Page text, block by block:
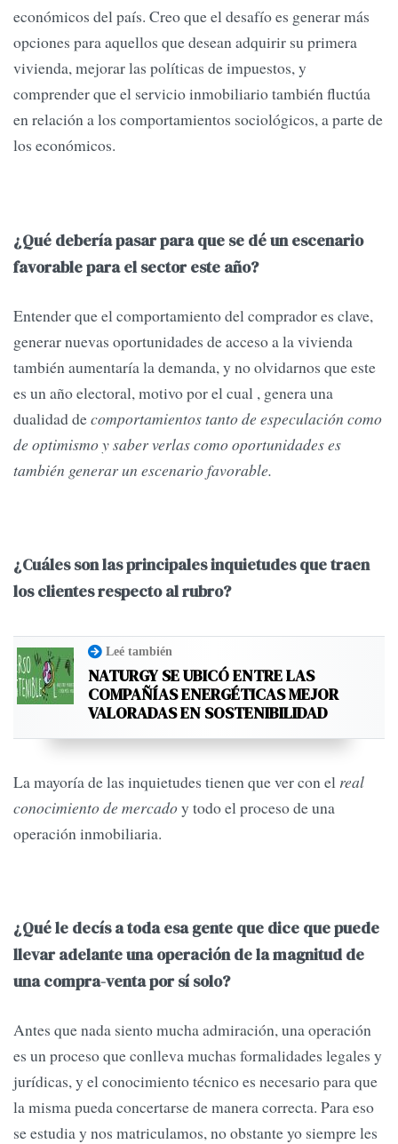
económicos del país. Creo que el desafío es generar más
opciones para aquellos que desean adquirir su primera
vivienda, mejorar las políticas de impuestos, y
comprender que el servicio inmobiliario también fluctúa
en relación a los comportamientos sociológicos, a parte de
los económicos.
¿Qué debería pasar para que se dé un escenario
favorable para el sector este año?
Entender que el comportamiento del comprador es clave,
generar nuevas oportunidades de acceso a la vivienda
también aumentaría la demanda, y no olvidarnos que este
es un año electoral, motivo por el cual , genera una
dualidad decomportamientos tanto de especulación como
de optimismo y saber verlas como oportunidades es
también generar un escenario favorable.
¿Cuáles son las principales inquietudes que traen
los clientes respecto al rubro?
Leé también
NATURGY SE UBICÓ ENTRE LAS
COMPAÑÍAS ENERGÉTICAS MEJOR
VALORADAS EN SOSTENIBILIDAD
La mayoría de las inquietudes tienen que ver con el real
conocimiento de mercadoy todo el proceso de una
operación inmobiliaria.
¿Qué le decís a toda esa gente que dice que puede
llevar adelante una operación de la magnitud de
una compra-venta por sí solo?
Antes que nada siento mucha admiración, una operación
es un proceso que conlleva muchas formalidades legales y
jurídicas, y el conocimiento técnico es necesario para que
la misma pueda concertarse de manera correcta. Para eso
se estudia y nos matriculamos, no obstante yo siempre les